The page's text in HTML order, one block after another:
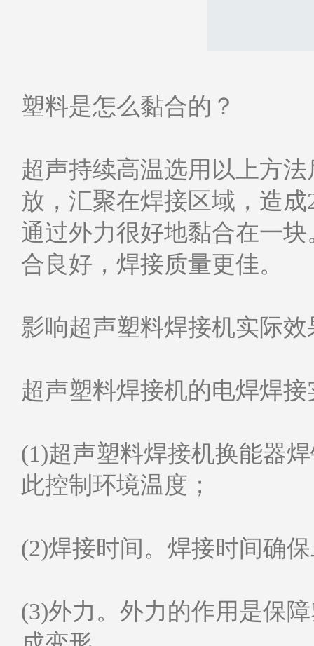
塑料是怎么黏合的？
超声持续高温选用以上方
放，汇聚在焊接区域，造
通过外力很好地黏合在一
合良好，焊接质量更佳。
影响超声塑料焊接机实际
超声塑料焊接机的电焊焊
(1)超声塑料焊接机换能器
此控制环境温度；
(2)焊接时间。焊接时间确
(3)外力。外力的作用是保